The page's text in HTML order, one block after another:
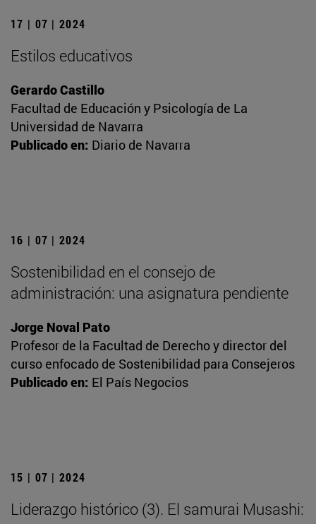
17 | 07 | 2024
Estilos educativos
Gerardo Castillo
Facultad de Educación y Psicología de La
Universidad de Navarra
Publicado en: Diario de Navarra
16 | 07 | 2024
Sostenibilidad en el consejo de
administración: una asignatura pendiente
Jorge Noval Pato
Profesor de la Facultad de Derecho y director del
curso enfocado de Sostenibilidad para Consejeros
Publicado en: El País Negocios
15 | 07 | 2024
Liderazgo histórico (3). El samurai Musashi: